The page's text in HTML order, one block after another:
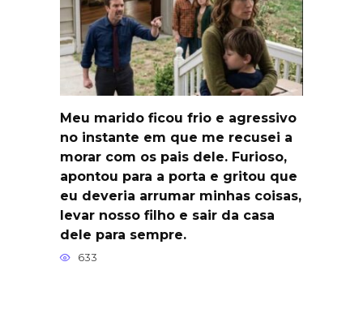
Meu marido ficou frio e agressivo
no instante em que me recusei a
morar com os pais dele. Furioso,
apontou para a porta e gritou que
eu deveria arrumar minhas coisas,
levar nosso filho e sair da casa
dele para sempre.
633